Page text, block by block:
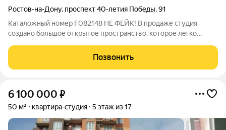
Ростов-на-Дону, проспект 40-летия Победы,91
Каталожный номер F082148 НЕ ФЕЙК! В продаже студия
создано большое открытое пространство, которое легко
рабочее место или обеденную зону. Кирпичный дом отличная
звуко- и теплоизоляция,
Позвонить
6 100 000 ₽
50 м² квартира-студия 5 этаж из 17